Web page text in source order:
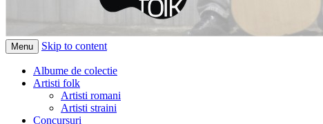
Menu Skip to content
Albume de colectie
Artisti folk
Artisti romani
Artisti straini
Concursuri